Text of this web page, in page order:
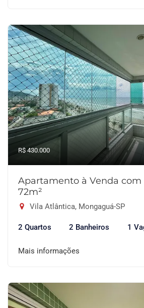
R$ 430.000
Apartamento à Venda com
72m²
Vila Atlântica, Mongaguá-SP
2 Quartos 2 Banheiros 1
Mais informações